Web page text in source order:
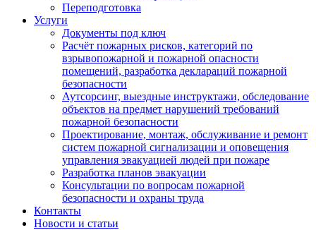
Переподготовка
Услуги
Документы под ключ
Расчёт пожарных рисков, категорий по
взрывопожарной и пожарной опасности
помещений, разработка деклараций пожарной
безопасности
Аутсорсинг, выездные инструктажи, обследование
объектов на предмет нарушений требований
пожарной безопасности
Проектирование, монтаж, обслуживание и ремонт
систем пожарной сигнализации и оповещения
управления эвакуацией людей при пожаре
Разработка планов эвакуации
Консультации по вопросам пожарной
безопасности и охраны труда
Контакты
Новости и статьи